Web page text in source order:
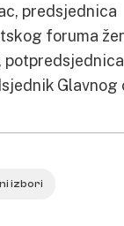
predsjednica
foruma
Glavnog
izbori